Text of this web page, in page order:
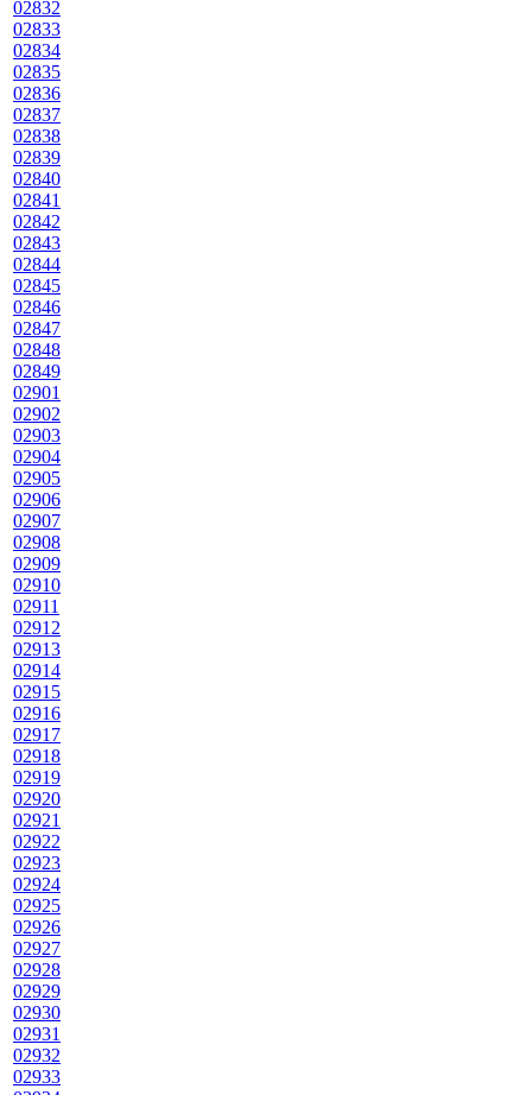
02832
02833
02834
02835
02836
02837
02838
02839
02840
02841
02842
02843
02844
02845
02846
02847
02848
02849
02901
02902
02903
02904
02905
02906
02907
02908
02909
02910
02911
02912
02913
02914
02915
02916
02917
02918
02919
02920
02921
02922
02923
02924
02925
02926
02927
02928
02929
02930
02931
02932
02933